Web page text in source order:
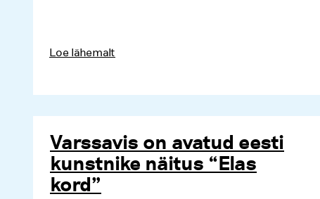
Loe lähemalt
Varssavis on avatud eesti
kunstnike näitus “Elas
kord”